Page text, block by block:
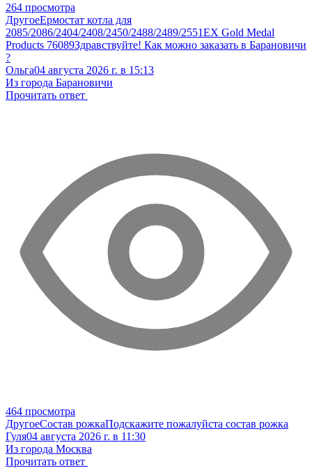
264 просмотра
ДругоеЕрмостат котла для
2085/2086/2404/2408/2450/2488/2489/2551EX Gold Medal
Products 76089Здравствуйте! Как можно заказать в Барановичи
?
Ольга04 августа 2026 г. в 15:13
Из города Барановичи
Прочитать ответ
464 просмотра
ДругоеСостав рожкаПодскажите пожалуйста состав рожка
Гуля04 августа 2026 г. в 11:30
Из города Москва
Прочитать ответ